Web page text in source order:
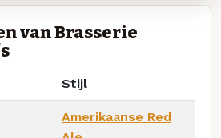
van Brasserie
Stijl
Amerikaanse Red